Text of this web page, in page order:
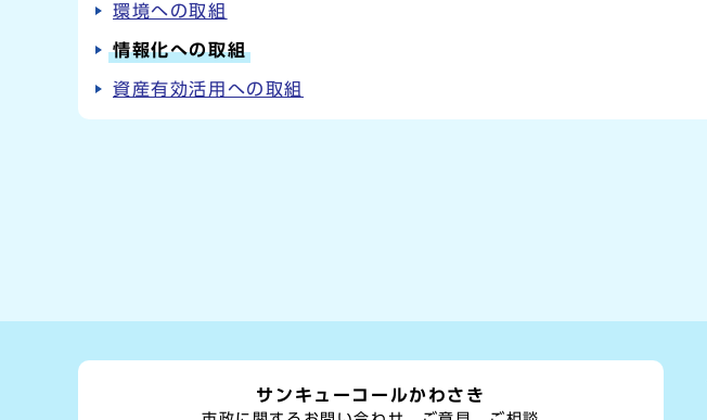
環境への取組
情報化への取組
資産有効活用への取組
サンキューコールかわさき